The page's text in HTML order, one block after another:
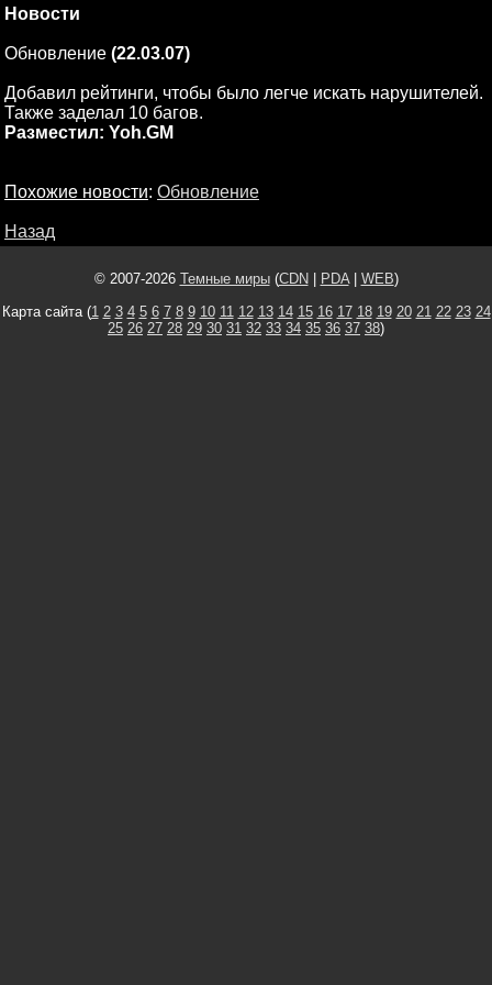
Новости
Обновление (22.03.07)
Добавил рейтинги, чтобы было легче искать нарушителей.
Также заделал 10 багов.
Разместил: Yoh.GM
Похожие новости: Обновление
Назад
© 2007-2026 Темные миры(CDN PDA| WEB)
Карта сайта (1 2 3 4 5 6 7 8 9 10 11 12 13 14 15 16 17 18 19 20 21 22 23 24
25 26 27 28 29 30 31 32 33 34 35 36 37 38)